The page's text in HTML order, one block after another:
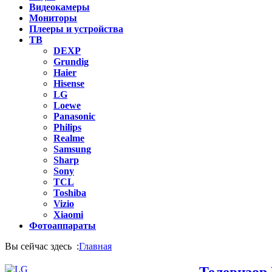
Видеокамеры
Мониторы
Плееры и устройства
ТВ
DEXP
Grundig
Haier
Hisense
LG
Loewe
Panasonic
Philips
Realme
Samsung
Sharp
Sony
TCL
Toshiba
Vizio
Xiaomi
Фотоаппараты
Вы сейчас здесь :Главная